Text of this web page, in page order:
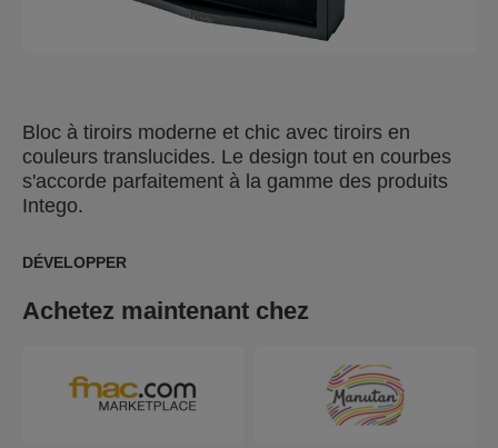
Bloc à tiroirs moderne et chic avec tiroirs en
couleurs translucides. Le design tout en courbes
s'accorde parfaitement à la gamme des produits
Intego.
DÉVELOPPER
Achetez maintenant chez